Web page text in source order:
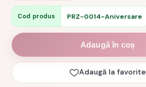
aniversar
60
ani
years
young
cod
Cod produs PRZ-0014-Aniversare
Adaugă în coș
Adaugă la favorite